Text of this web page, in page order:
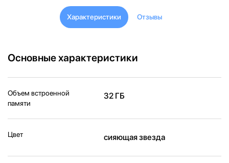
Характеристики Отзывы
Основные характеристики
Объем встроенной
памяти
32 ГБ
Цвет сияющая звезда